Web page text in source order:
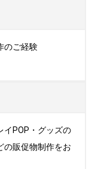
のご経験
イPOP・グッズの
の販促物制作をお